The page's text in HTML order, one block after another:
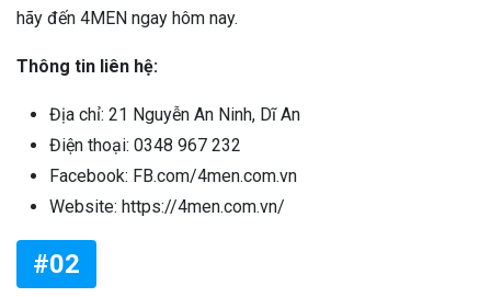
hãy đến 4MEN ngay hôm nay.
Thông tin liên hệ:
Địa chỉ: 21 Nguyễn An Ninh, Dĩ An
Điện thoại: 0348 967 232
Facebook: FB.com/4men.com.vn
Website: https://4men.com.vn/
#02